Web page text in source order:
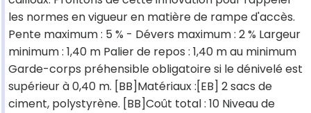
les normes en vigueur en matière de rampe d'accès.
Pente maximum : 5 % - Dévers maximum : 2 % Largeur
minimum : 1,40 m Palier de repos : 1,40 m au minimum
Garde-corps préhensible obligatoire si le dénivelé est
supérieur à 0,40 m. [BB]Matériaux :[EB] 2 sacs de
ciment, polystyrène. [BB]Coût total : 10 Niveau de